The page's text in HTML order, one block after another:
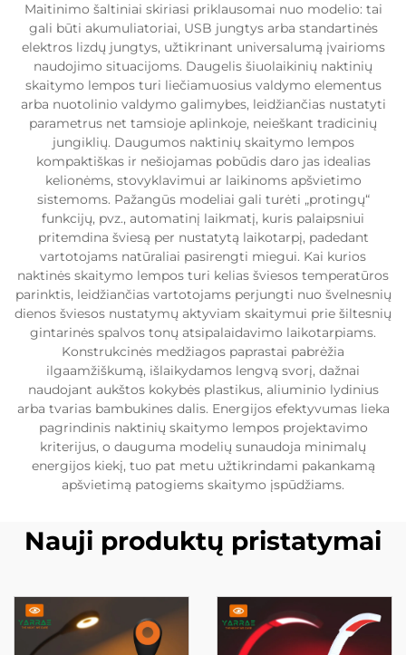
Maitinimo šaltiniai skiriasi priklausomai nuo modelio: tai
gali būti akumuliatoriai, USB jungtys arba standartinės
elektros lizdų jungtys, užtikrinant universalumą įvairioms
naudojimo situacijoms. Daugelis šiuolaikinių naktinių
skaitymo lempos turi liečiamuosius valdymo elementus
arba nuotolinio valdymo galimybes, leidžiančias nustatyti
parametrus net tamsioje aplinkoje, neieškant tradicinių
jungiklių. Daugumos naktinių skaitymo lempos
kompaktiškas ir nešiojamas pobūdis daro jas idealias
kelionėms, stovyklavimui ar laikinoms apšvietimo
sistemoms. Pažangūs modeliai gali turėti „protingų“
funkcijų, pvz., automatinį laikmatį, kuris palaipsniui
pritemdina šviesą per nustatytą laikotarpį, padedant
vartotojams natūraliai pasirengti miegui. Kai kurios
naktinės skaitymo lempos turi kelias šviesos temperatūros
parinktis, leidžiančias vartotojams perjungti nuo švelnesnių
dienos šviesos nustatymų aktyviam skaitymui prie šiltesnių
gintarinės spalvos tonų atsipalaidavimo laikotarpiams.
Konstrukcinės medžiagos paprastai pabrėžia
ilgaamžiškumą, išlaikydamos lengvą svorį, dažnai
naudojant aukštos kokybės plastikus, aliuminio lydinius
arba tvarias bambukines dalis. Energijos efektyvumas lieka
pagrindinis naktinių skaitymo lempos projektavimo
kriterijus, o dauguma modelių sunaudoja minimalų
energijos kiekį, tuo pat metu užtikrindami pakankamą
apšvietimą patogiems skaitymo įspūdžiams.
Nauji produktų pristatymai